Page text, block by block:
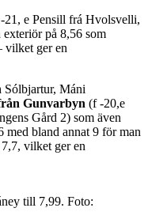
21, e Pensill frá Hvolsvelli,
på 8,56 som
vilket ger en
Sólbjartur, Máni
Gunvarbyn (f -20,e
Gård 2) som även
bland annat 9 för man
vilket ger en
till 7,99. Foto: